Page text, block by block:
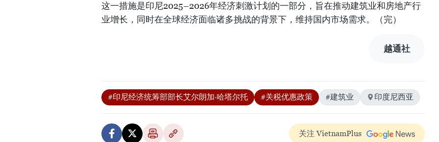
这一措施是印尼2025–2026年经济刺激计划的一部分，旨在推动建筑业和房地产行
业增长，同时在全球经济面临诸多挑战的背景下，维持国内市场需求。（完）
越通社
#印尼经济统筹部部长艾尔朗加·哈塔尔托 #关税优惠政策 #建筑业 印度尼西亚
关注 VietnamPlus